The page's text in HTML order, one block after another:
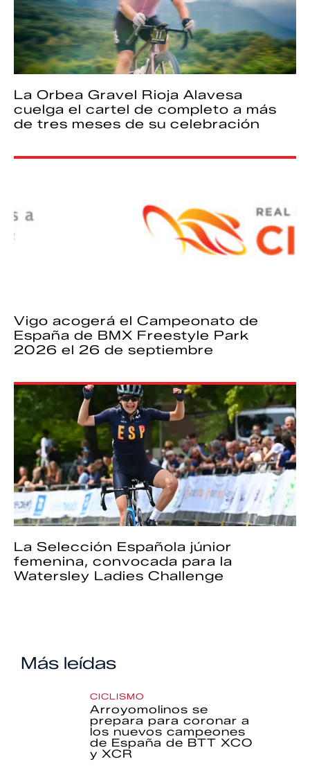
La Orbea Gravel Rioja Alavesa
cuelga el cartel de completo a más
de tres meses de su celebración
Vigo acogerá el Campeonato de
España de BMX Freestyle Park
2026 el 26 de septiembre
La Selección Española júnior
femenina, convocada para la
Watersley Ladies Challenge
Más leídas
CICLISMO
Arroyomolinos se
prepara para coronar a
los nuevos campeones
de España de BTT XCO
y XCR